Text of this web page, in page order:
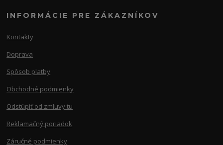
INFORMÁCIE PRE ZÁKAZNÍKOV
Kontakty
Doprava
Spôsob platby
Obchodné podmienky
Odstúpiť od zmluvy tu
Reklamačný poriadok
Záručné podmienky